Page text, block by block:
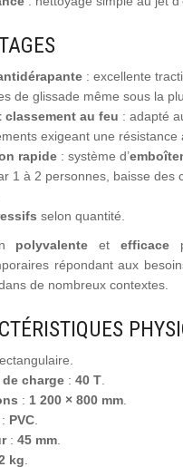
: excellente
de glissade même sous la
classement au feu : adapté
exigeant une résistance
rapide : système d’
1 à 2 personnes, baisse des
selon quantité.
polyvalente et efficace
répondant aux
de nombreux contextes.
charge : 40 T
: 1 200 × 800 mm
: PVC
: 45 mm
kg